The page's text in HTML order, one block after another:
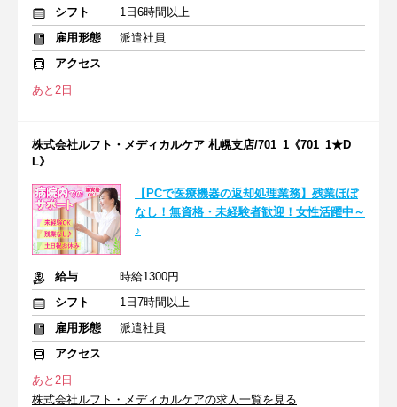
シフト
1日6時間以上
雇用形態
派遣社員
アクセス
あと2日
株式会社ルフト・メディカルケア 札幌支店/701_1《701_1★D
L》
【PCで医療機器の返却処理業務】残業ほぼ
なし！無資格・未経験者歓迎！女性活躍中～
♪
給与
時給1300円
シフト
1日7時間以上
雇用形態
派遣社員
アクセス
あと2日
株式会社ルフト・メディカルケアの求人一覧を見る